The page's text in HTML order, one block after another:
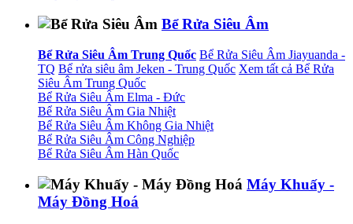
Bể Rửa Siêu Âm
Bể Rửa Siêu Âm Trung Quốc Bể Rửa Siêu Âm Jiayuanda -
TQ Bể rửa siêu âm Jeken - Trung Quốc Xem tất cả Bể Rửa
Siêu Âm Trung Quốc
Bể Rửa Siêu Âm Elma - Đức
Bể Rửa Siêu Âm Gia Nhiệt
Bể Rửa Siêu Âm Không Gia Nhiệt
Bể Rửa Siêu Âm Công Nghiệp
Bể Rửa Siêu Âm Hàn Quốc
Máy Khuấy -
Máy Đồng Hoá